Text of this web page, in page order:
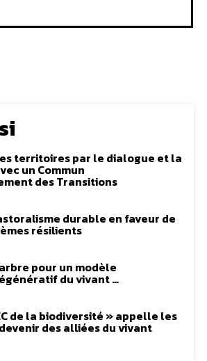
territoires par le dialogue et la
un Commun
des Transitions
durable en faveur de
résilients
pour un modèle
du vivant …
de la biodiversité » appelle les
des alliées du vivant